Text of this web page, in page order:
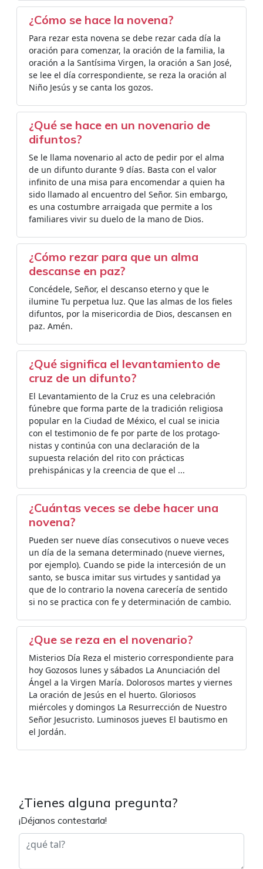
¿Cómo se hace la novena?
Para rezar esta novena se debe rezar cada día la
oración para comenzar, la oración de la familia, la
oración a la Santísima Virgen, la oración a San José,
se lee el día correspondiente, se reza la oración al
Niño Jesús y se canta los gozos.
¿Qué se hace en un novenario de
difuntos?
Se le llama novenario al acto de pedir por el alma
de un difunto durante 9 días. Basta con el valor
infinito de una misa para encomendar a quien ha
sido llamado al encuentro del Señor. Sin embargo,
es una costumbre arraigada que permite a los
familiares vivir su duelo de la mano de Dios.
¿Cómo rezar para que un alma
descanse en paz?
Concédele, Señor, el descanso eterno y que le
ilumine Tu perpetua luz. Que las almas de los fieles
difuntos, por la misericordia de Dios, descansen en
paz. Amén.
¿Qué significa el levantamiento de
cruz de un difunto?
El Levantamiento de la Cruz es una celebración
fúnebre que forma parte de la tradición religiosa
popular en la Ciudad de México, el cual se inicia
con el testimonio de fe por parte de los protago-
nistas y continúa con una declaración de la
supuesta relación del rito con prácticas
prehispánicas y la creencia de que el ...
¿Cuántas veces se debe hacer una
novena?
Pueden ser nueve días consecutivos o nueve veces
un día de la semana determinado (nueve viernes,
por ejemplo). Cuando se pide la intercesión de un
santo, se busca imitar sus virtudes y santidad ya
que de lo contrario la novena carecería de sentido
si no se practica con fe y determinación de cambio.
¿Que se reza en el novenario?
Misterios Día Reza el misterio correspondiente para
hoy Gozosos lunes y sábados La Anunciación del
Ángel a la Virgen María. Dolorosos martes y viernes
La oración de Jesús en el huerto. Gloriosos
miércoles y domingos La Resurrección de Nuestro
Señor Jesucristo. Luminosos jueves El bautismo en
el Jordán.
¿Tienes alguna pregunta?
¡Déjanos contestarla!